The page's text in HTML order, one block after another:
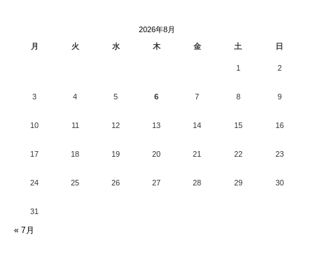
2026年8月
月
火 水 木 金 土 日
1 2
3 4 5 6 7 8 9
10 11 12 13 14 15 16
17 18 19 20 21 22 23
24 25 26 27 28 29 30
31
« 7月